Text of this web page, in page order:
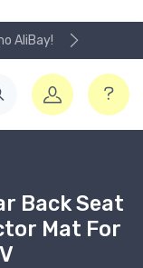
AliBay!
Back Seat
Mat For